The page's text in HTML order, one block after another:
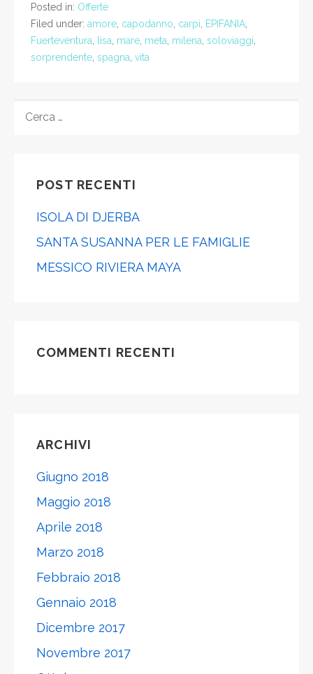
Posted in: Offerte
Filed under: amore, capodanno, carpi, EPIFANIA,
Fuerteventura, lisa, mare, meta, milena, soloviaggi,
sorprendente, spagna, vita
PER:
POST RECENTI
ISOLA DI DJERBA
SANTA SUSANNA PER LE FAMIGLIE
MESSICO RIVIERA MAYA
COMMENTI RECENTI
ARCHIVI
Giugno 2018
Maggio 2018
Aprile 2018
Marzo 2018
Febbraio 2018
Gennaio 2018
Dicembre 2017
Novembre 2017